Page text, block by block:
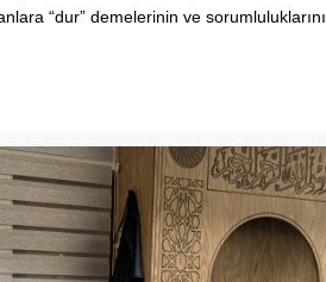
“dur” demelerinin ve